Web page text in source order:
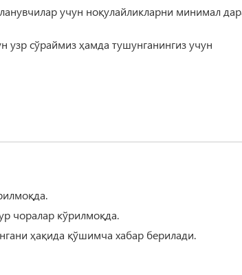
учун ноқулайликларни минимал
узр сўраймиз ҳамда тушунганингиз учун
чоралар кўрилмоқда.
ҳақида қўшимча хабар берилади.